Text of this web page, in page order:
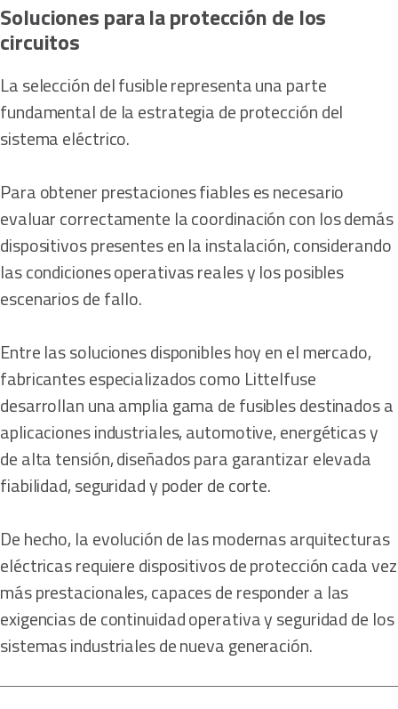
Soluciones para la protección de los
circuitos
La selección del fusible representa una parte
fundamental de la estrategia de protección del
sistema eléctrico.
Para obtener prestaciones fiables es necesario
evaluar correctamente la coordinación con los demás
dispositivos presentes en la instalación, considerando
las condiciones operativas reales y los posibles
escenarios de fallo.
Entre las soluciones disponibles hoy en el mercado,
fabricantes especializados como Littelfuse
desarrollan una amplia gama de fusibles destinados a
aplicaciones industriales, automotive, energéticas y
de alta tensión, diseñados para garantizar elevada
fiabilidad, seguridad y poder de corte.
De hecho, la evolución de las modernas arquitecturas
eléctricas requiere dispositivos de protección cada vez
más prestacionales, capaces de responder a las
exigencias de continuidad operativa y seguridad de los
sistemas industriales de nueva generación.